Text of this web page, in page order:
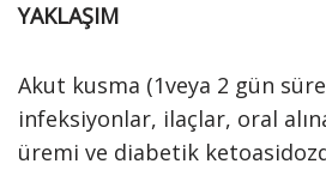
YAKLAŞIM
Akut kusma (1veya 2 gün
infeksiyonlar, ilaçlar, oral
üremi ve diabetik